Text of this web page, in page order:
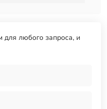
любого запроса, и